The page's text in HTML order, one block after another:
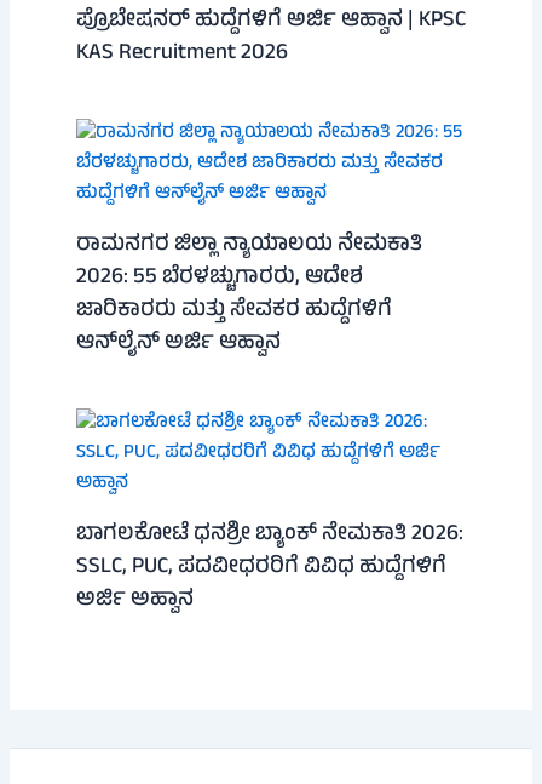
ಪ್ರೊಬೇಷನರ್ ಹುದ್ದೆಗಳಿಗೆ ಅರ್ಜಿ ಆಹ್ವಾನ | KPSC
KAS Recruitment 2026
ರಾಮನಗರ ಜಿಲ್ಲಾ ನ್ಯಾಯಾಲಯ ನೇಮಕಾತಿ
2026: 55 ಬೆರಳಚ್ಚುಗಾರರು, ಆದೇಶ
ಜಾರಿಕಾರರು ಮತ್ತು ಸೇವಕರ ಹುದ್ದೆಗಳಿಗೆ
ಆನ್‌ಲೈನ್ ಅರ್ಜಿ ಆಹ್ವಾನ
ಬಾಗಲಕೋಟೆ ಧನಶ್ರೀ ಬ್ಯಾಂಕ್ ನೇಮಕಾತಿ 2026:
SSLC, PUC, ಪದವೀಧರರಿಗೆ ವಿವಿಧ ಹುದ್ದೆಗಳಿಗೆ
ಅರ್ಜಿ ಅಹ್ವಾನ